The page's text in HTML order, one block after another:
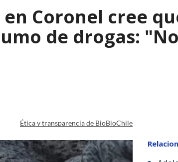
Coronel cree
de drogas:
Ética y transparencia de BioBioChile